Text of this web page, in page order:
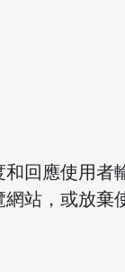
回應使用
站，或放